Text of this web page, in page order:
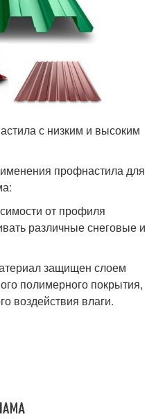
с низким и высоким
профнастила для
от профиля
различные снеговые и
защищен слоем
полимерного покрытия,
воздействия влаги.